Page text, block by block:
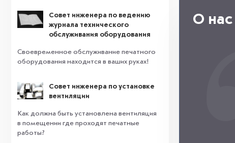
Совет инженера по ведению
журнала технического
обслуживания оборудования
Своевременное обслуживание печатного
оборудования находится в ваших руках!
Совет инженера по установке
вентиляции
Как должна быть установлена вентиляция
в помещении где проходят печатные
работы?
О